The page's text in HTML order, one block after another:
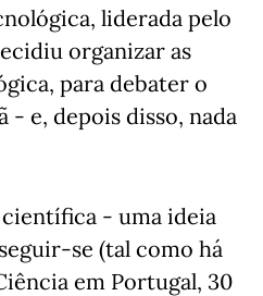
liderada pelo
organizar as
para debater o
- e, depois disso, nada
- uma ideia
se (tal como há
em Portugal, 30